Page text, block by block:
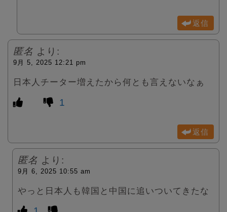
返信
匿名 より:
9月 5, 2025 12:21 pm
日本人チーター増えたから何とも言えないなぁ
1
返信
匿名 より:
9月 6, 2025 10:55 am
やっと日本人も韓国と中国に追いついてきたな